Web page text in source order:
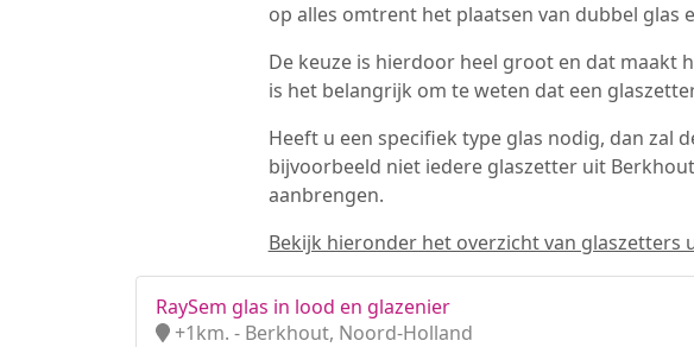
op alles omtrent het plaatsen van dubbel glas
De keuze is hierdoor heel groot en dat maakt
is het belangrijk om te weten dat een
Heeft u een specifiek type glas nodig, dan zal
bijvoorbeeld niet iedere glaszetter uit
aanbrengen.
Bekijk hieronder het overzicht van glaszetters
RaySem glas in lood en glazenier
+1km. - Berkhout, Noord-Holland